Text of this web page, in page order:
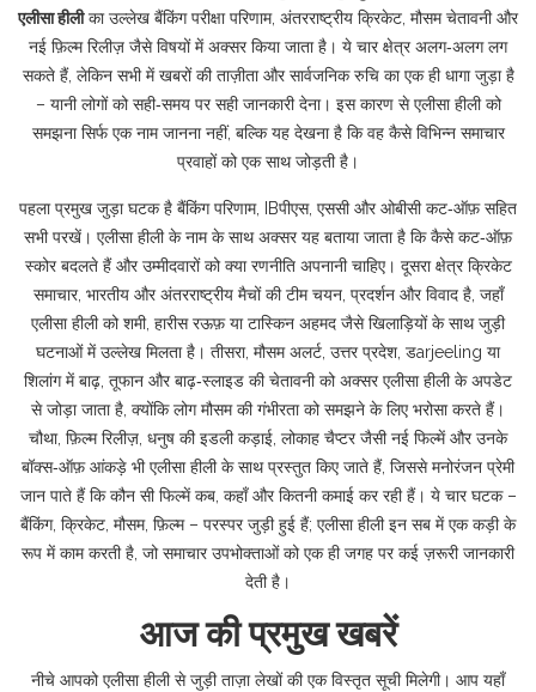
एलीसा हीलीका उल्लेख बैंकिंग परीक्षा परिणाम, अंतरराष्ट्रीय क्रिकेट, मौसम चेतावनी और
नई फ़िल्म रिलीज़ जैसे विषयों में अक्सर किया जाता है। ये चार क्षेत्र अलग‑अलग लग
सकते हैं, लेकिन सभी में खबरों की ताज़ीता और सार्वजनिक रुचि का एक ही धागा जुड़ा है
– यानी लोगों को सही‑समय पर सही जानकारी देना। इस कारण से एलीसा हीली को
समझना सिर्फ एक नाम जानना नहीं, बल्कि यह देखना है कि वह कैसे विभिन्न समाचार
प्रवाहों को एक साथ जोड़ती है।
पहला प्रमुख जुड़ा घटक है बैंकिंग परिणाम,
IB‌पीएस, एससी और ओबीसी कट‑ऑफ़ सहित
सभी परखें । एलीसा हीली के नाम के साथ अक्सर यह बताया जाता है कि कैसे कट‑ऑफ़
स्कोर बदलते हैं और उम्मीदवारों को क्या रणनीति अपनानी चाहिए। दूसरा क्षेत्रक्रिकेट
समाचार, भारतीय और अंतरराष्ट्रीय मैचों की टीम चयन, प्रदर्शन और विवादहै, जहाँ
एलीसा हीली को शमी, हारीस रऊफ़ या टास्किन अहमद जैसे खिलाड़ियों के साथ जुड़ी
घटनाओं में उल्लेख मिलता है। तीसरा, मौसम अलर्ट उत्तर प्रदेश, डarjeeling या
शिलांग में बाढ़, तूफान और बाढ़‑स्लाइड की चेतावनीको अक्सर एलीसा हीली के अपडेट
से जोड़ा जाता है, क्योंकि लोग मौसम की गंभीरता को समझने के लिए भरोसा करते हैं।
चौथा, फ़िल्म रिलीज़ धनुष की इडली कड़ाई, लोकाह चैप्टर जैसी नई फिल्में और उनके
बॉक्स‑ऑफ़ आंकड़े भी एलीसा हीली के साथ प्रस्तुत किए जाते हैं, जिससे मनोरंजन प्रेमी
जान पाते हैं कि कौन सी फिल्में कब, कहाँ और कितनी कमाई कर रही हैं। ये चार घटक –
बैंकिंग, क्रिकेट, मौसम, फ़िल्म – परस्पर जुड़ी हुई हैं; एलीसा हीली इन सब में एक कड़ी के
रूप में काम करती है, जो समाचार उपभोक्ताओं को एक ही जगह पर कई ज़रूरी जानकारी
देती है।
आज की प्रमुख खबरें
नीचे आपको एलीसा हीली से जुड़ी ताज़ा लेखों की एक विस्तृत सूची मिलेगी। आप यहाँ